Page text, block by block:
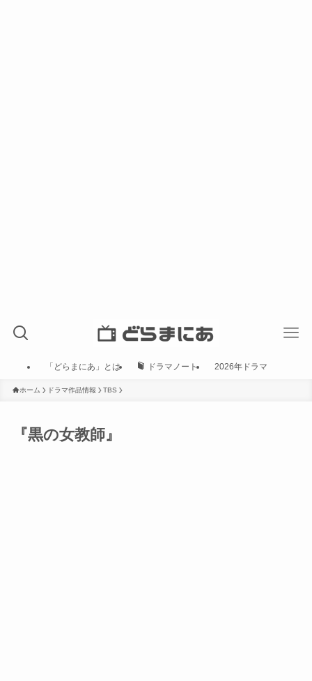
「どらまにあ」とは ドラマノート 2026年ドラマ
ホーム ドラマ作品情報 TBS
『黒の女教師』